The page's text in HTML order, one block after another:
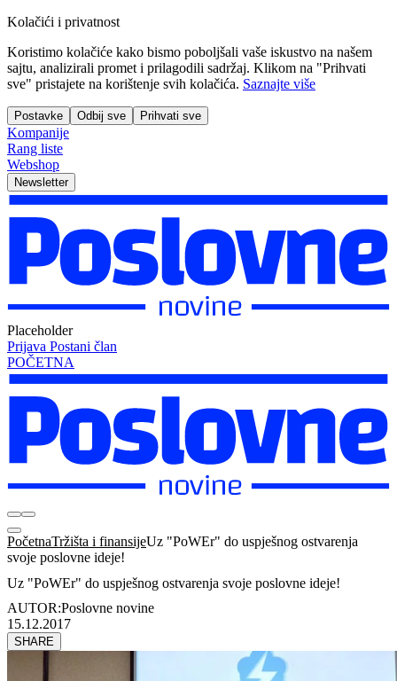
Kolačići i privatnost
Koristimo kolačiće kako bismo poboljšali vaše iskustvo na našem
sajtu, analizirali promet i prilagodili sadržaj. Klikom na "Prihvati
sve" pristajete na korištenje svih kolačića. Saznajte više
Postavke Odbij sve Prihvati sve
Kompanije
Rang liste
Webshop
Newsletter
Placeholder
Prijava Postani član
POČETNA
PočetnaTržišta i finansijeUz "PoWEr" do uspješnog ostvarenja
svoje poslovne ideje!
Uz "PoWEr" do uspješnog ostvarenja svoje poslovne ideje!
AUTOR:Poslovne novine
15.12.2017
SHARE